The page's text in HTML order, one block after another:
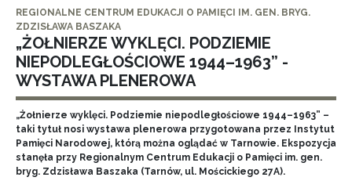
REGIONALNE CENTRUM EDUKACJI O PAMIĘCI IM. GEN. BRYG.
ZDZISŁAWA BASZAKA
„ŻOŁNIERZE WYKLĘCI. PODZIEMIE
NIEPODLEGŁOŚCIOWE 1944–1963” -
WYSTAWA PLENEROWA
„Żołnierze wyklęci. Podziemie niepodległościowe 1944–1963” –
taki tytuł nosi wystawa plenerowa przygotowana przez Instytut
Pamięci Narodowej, którą można oglądać w Tarnowie. Ekspozycja
stanęła przy Regionalnym Centrum Edukacji o Pamięci im. gen.
bryg. Zdzisława Baszaka (Tarnów, ul. Mościckiego 27A).